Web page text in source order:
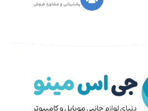
پشتیبانی و مشاوره فروش